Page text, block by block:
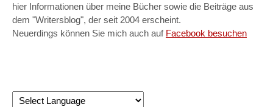
hier Informationen über meine Bücher sowie die Beiträge aus
dem "Writersblog", der seit 2004 erscheint.
Neuerdings können Sie mich auch auf Facebook besuchen